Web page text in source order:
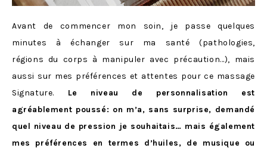
Avant de commencer mon soin, je passe quelques
minutes à échanger sur ma santé (pathologies,
régions du corps à manipuler avec précaution…), mais
aussi sur mes préférences et attentes pour ce massage
Signature. Le niveau de personnalisation est
agréablement poussé: on m’a, sans surprise, demandé
quel niveau de pression je souhaitais… mais également
mes préférences en termes d’huiles, de musique ou